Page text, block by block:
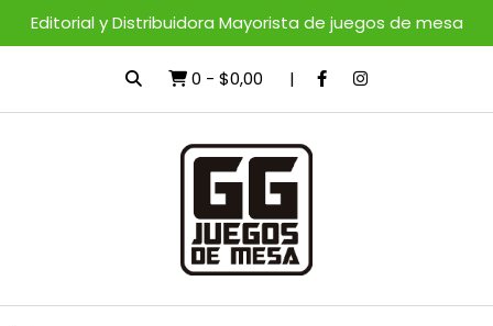
Editorial y Distribuidora Mayorista de juegos de mesa
0 - $0,00